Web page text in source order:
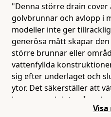
"Denna större drain
golvbrunnar och avlopp i
modeller inte ger
generösa mått skapar
större brunnar eller
vattenfyllda
sig efter underlaget och
ytor. Det säkerställer att
brunnen och inte når
används vid spill av olja,Visa